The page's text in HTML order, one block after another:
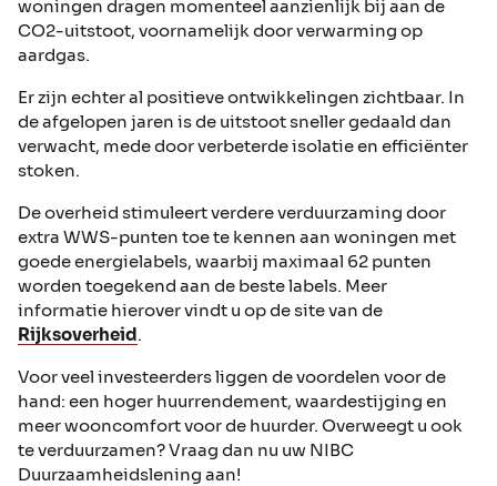
woningen dragen momenteel aanzienlijk bij aan de
CO2-uitstoot, voornamelijk door verwarming op
aardgas.
Er zijn echter al positieve ontwikkelingen zichtbaar. In
de afgelopen jaren is de uitstoot sneller gedaald dan
verwacht, mede door verbeterde isolatie en efficiënter
stoken.
De overheid stimuleert verdere verduurzaming door
extra WWS-punten toe te kennen aan woningen met
goede energielabels, waarbij maximaal 62 punten
worden toegekend aan de beste labels. Meer
informatie hierover vindt u op de site van de
Rijksoverheid.
Voor veel investeerders liggen de voordelen voor de
hand: een hoger huurrendement, waardestijging en
meer wooncomfort voor de huurder. Overweegt u ook
te verduurzamen? Vraag dan nu uw NIBC
Duurzaamheidslening aan!